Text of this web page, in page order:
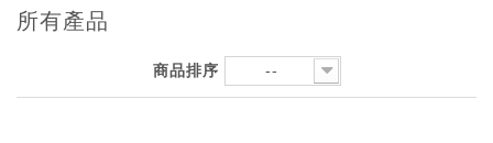
所有產品
商品排序 --